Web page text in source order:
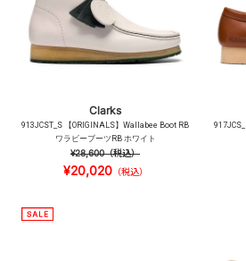
Clarks
913JCST_S 【ORIGINALS】Wallabee Boot RB
ワラビーブーツRB ホワイト
¥28,600（税込）
¥20,020（税込）